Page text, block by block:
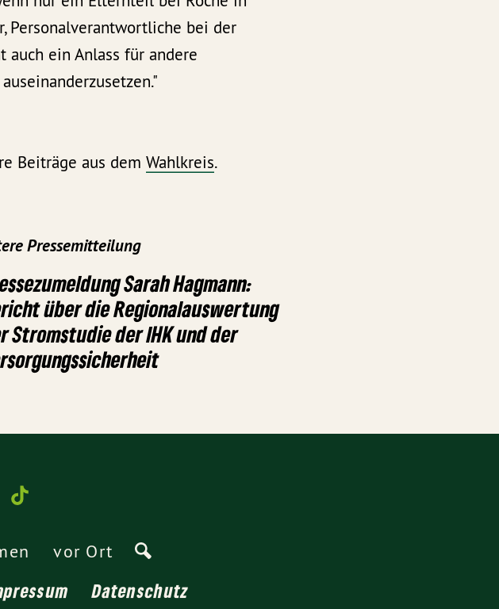
Personalverantwortliche bei der
auch ein Anlass für andere
Beiträge aus demWahlkreis.
Pressemitteilung
Sarah Hagmann:
über die Regionalauswertung
Stromstudie der IHK und der
vor Ort
Datenschutz